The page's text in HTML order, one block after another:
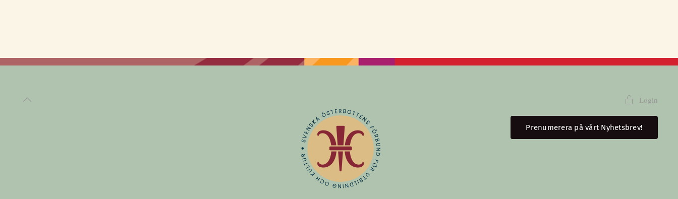
Login
Prenumerera på vårt Nyhetsbrev!